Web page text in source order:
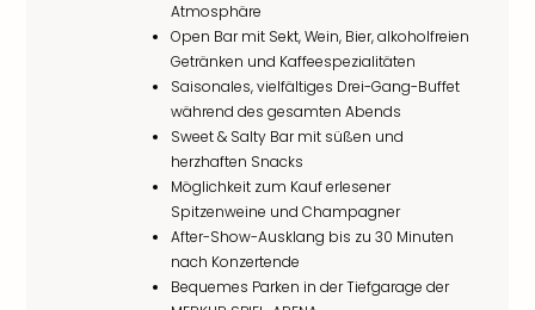
Atmosphäre
Open Bar mit Sekt, Wein, Bier, alkoholfreien
Getränken und Kaffeespezialitäten
Saisonales, vielfältiges Drei-Gang-Buffet
während des gesamten Abends
Sweet & Salty Bar mit süßen und
herzhaften Snacks
Möglichkeit zum Kauf erlesener
Spitzenweine und Champagner
After-Show-Ausklang bis zu 30 Minuten
nach Konzertende
Bequemes Parken in der Tiefgarage der